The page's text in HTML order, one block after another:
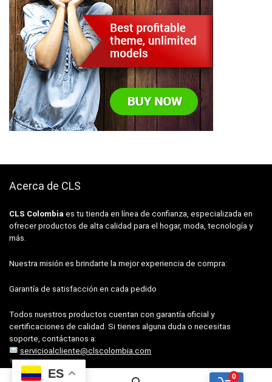
0
Acerca de CLS
CLS Colombia es tu tienda en línea de confianza, especializada en
ofrecer productos de alta calidad para el hogar, moda, tecnología y
más.
Nuestra misión es brindarte la mejor experiencia de compra:
Garantía de satisfacción en cada pedido
Todos nuestros productos cuentan con garantía oficial y
certificaciones de calidad. Si tienes alguna duda o necesitas
soporte, contáctanos a:
servicioalcliente@clscolombia.com
ES